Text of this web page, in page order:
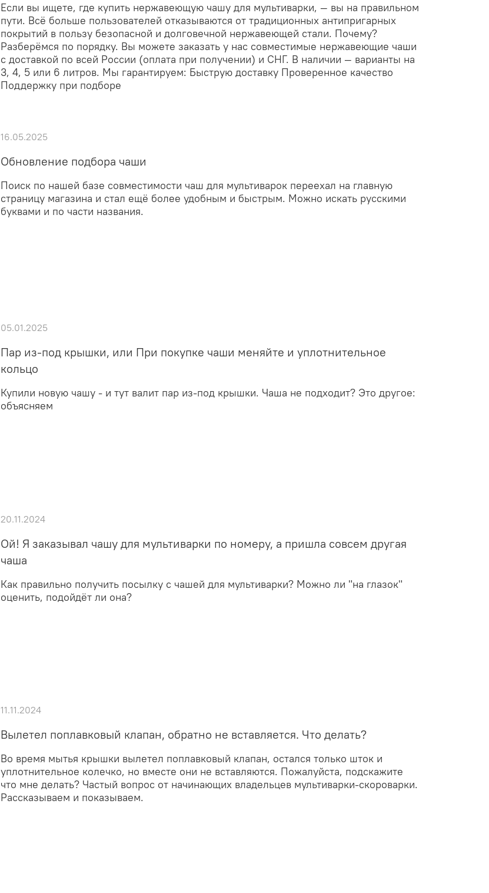
Если вы ищете, где купить нержавеющую чашу для мультиварки, — вы на правильном
пути. Всё больше пользователей отказываются от традиционных антипригарных
покрытий в пользу безопасной и долговечной нержавеющей стали. Почему?
Разберёмся по порядку. Вы можете заказать у нас совместимые нержавеющие чаши
с доставкой по всей России (оплата при получении) и СНГ. В наличии — варианты на
3, 4, 5 или 6 литров. Мы гарантируем: Быструю доставку Проверенное качество
Поддержку при подборе
Обновление подбора чаши
Поиск по нашей базе совместимости чаш для мультиварок переехал на главную
страницу магазина и стал ещё более удобным и быстрым. Можно искать русскими
буквами и по части названия.
16.05.2025
Пар из-под крышки, или При покупке чаши меняйте и уплотнительное
кольцо
Купили новую чашу - и тут валит пар из-под крышки. Чаша не подходит? Это другое:
объясняем
05.01.2025
Ой! Я заказывал чашу для мультиварки по номеру, а пришла совсем другая
чаша
Как правильно получить посылку с чашей для мультиварки? Можно ли "на глазок"
оценить, подойдёт ли она?
20.11.2024
Вылетел поплавковый клапан, обратно не вставляется. Что делать?
Во время мытья крышки вылетел поплавковый клапан, остался только шток и
уплотнительное колечко, но вместе они не вставляются. Пожалуйста, подскажите
что мне делать? Частый вопрос от начинающих владельцев мультиварки-скороварки.
Рассказываем и показываем.
11.11.2024